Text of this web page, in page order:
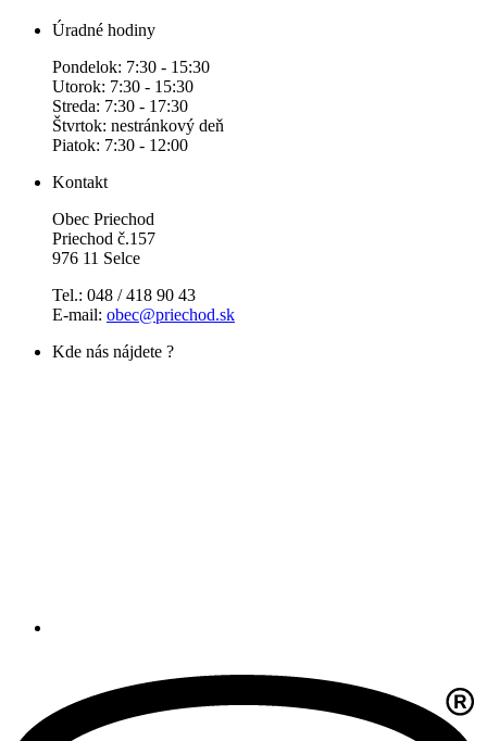
Úradné hodiny
Pondelok: 7:30 - 15:30
Utorok: 7:30 - 15:30
Streda: 7:30 - 17:30
Štvrtok: nestránkový deň
Piatok: 7:30 - 12:00
Kontakt
Obec Priechod
Priechod č.157
976 11 Selce
Tel.: 048 / 418 90 43
E-mail: obec@priechod.sk
Kde nás nájdete ?